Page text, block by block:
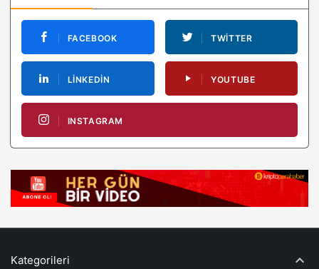
FACEBOOK TWITTER
LINKEDIN YOUTUBE
INSTAGRAM
Kategorileri